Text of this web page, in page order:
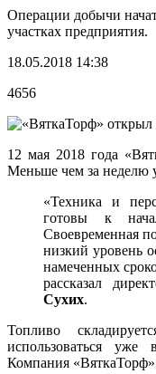
Операции добычи
участках предприятия.
18.05.2018 14:38
4656
12 мая 2018 года
Меньше чем за неделю
«Техника и
готовы к
Своевременная
низкий уровень
намеченных
рассказал
Сухих.
Топливо
использоваться уже
Компания